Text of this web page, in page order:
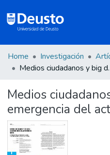
DeustoTeka
Communities
&
Collections
All of DSpace
Home Investigación
Medios
Medios
emergencia del